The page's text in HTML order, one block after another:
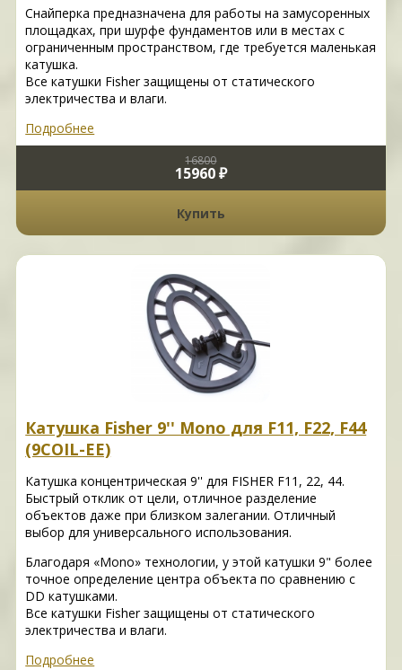
Снайперка предназначена для работы на замусоренных
площадках, при шурфе фундаментов или в местах с
ограниченным пространством, где требуется маленькая
катушка.
Все катушки Fisher защищены от статического
электричества и влаги.
Подробнее
16800
15960 ₽
Купить
Катушка Fisher 9'' Mono для F11, F22, F44
(9COIL-EE)
Катушка концентрическая 9'' для FISHER F11, 22, 44.
Быстрый отклик от цели, отличное разделение
объектов даже при близком залегании. Отличный
выбор для универсального использования.
Благодаря «Mono» технологии, у этой катушки 9" более
точное определение центра объекта по сравнению с
DD катушками.
Все катушки Fisher защищены от статического
электричества и влаги.
Подробнее